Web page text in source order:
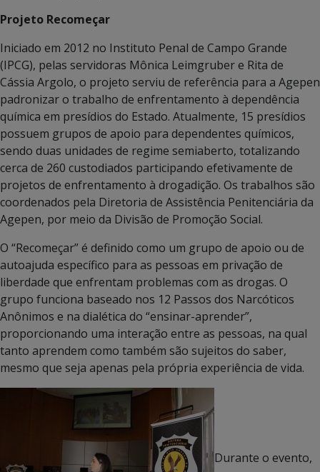
Projeto Recomeçar
Iniciado em 2012 no Instituto Penal de Campo Grande
(IPCG), pelas servidoras Mônica Leimgruber e Rita de
Cássia Argolo, o projeto serviu de referência para a Agepen
padronizar o trabalho de enfrentamento à dependência
química em presídios do Estado. Atualmente, 15 presídios
possuem grupos de apoio para dependentes químicos,
sendo duas unidades de regime semiaberto, totalizando
cerca de 260 custodiados participando efetivamente de
projetos de enfrentamento à drogadição. Os trabalhos são
coordenados pela Diretoria de Assistência Penitenciária da
Agepen, por meio da Divisão de Promoção Social.
O “Recomeçar” é definido como um grupo de apoio ou de
autoajuda específico para as pessoas em privação de
liberdade que enfrentam problemas com as drogas. O
grupo funciona baseado nos 12 Passos dos Narcóticos
Anônimos e na dialética do “ensinar-aprender”,
proporcionando uma interação entre as pessoas, na qual
tanto aprendem como também são sujeitos do saber,
mesmo que seja apenas pela própria experiência de vida.
Durante o evento,